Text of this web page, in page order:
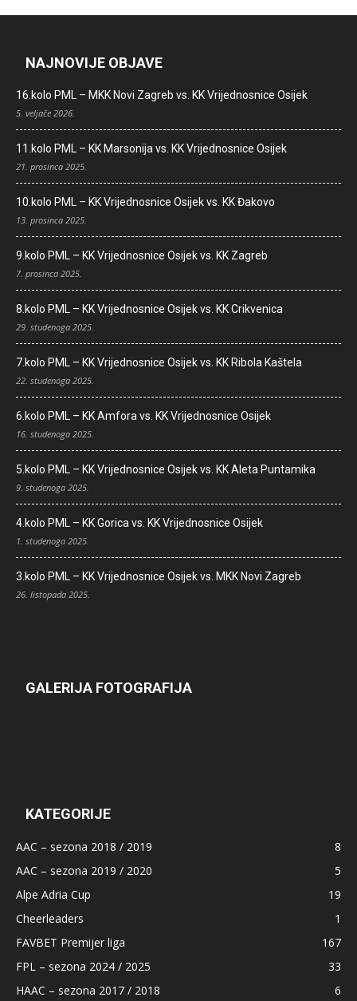
NAJNOVIJE OBJAVE
16.kolo PML – MKK Novi Zagreb vs. KK Vrijednosnice Osijek
5. veljače 2026.
11.kolo PML – KK Marsonija vs. KK Vrijednosnice Osijek
21. prosinca 2025.
10.kolo PML – KK Vrijednosnice Osijek vs. KK Đakovo
13. prosinca 2025.
9.kolo PML – KK Vrijednosnice Osijek vs. KK Zagreb
7. prosinca 2025.
8.kolo PML – KK Vrijednosnice Osijek vs. KK Crikvenica
29. studenoga 2025.
7.kolo PML – KK Vrijednosnice Osijek vs. KK Ribola Kaštela
22. studenoga 2025.
6.kolo PML – KK Amfora vs. KK Vrijednosnice Osijek
16. studenoga 2025.
5.kolo PML – KK Vrijednosnice Osijek vs. KK Aleta Puntamika
9. studenoga 2025.
4.kolo PML – KK Gorica vs. KK Vrijednosnice Osijek
1. studenoga 2025.
3.kolo PML – KK Vrijednosnice Osijek vs. MKK Novi Zagreb
26. listopada 2025.
GALERIJA FOTOGRAFIJA
KATEGORIJE
AAC – sezona 2018 / 2019
8
AAC – sezona 2019 / 2020
5
Alpe Adria Cup
19
Cheerleaders
1
FAVBET Premijer liga
167
FPL – sezona 2024 / 2025
33
HAAC – sezona 2017 / 2018
6